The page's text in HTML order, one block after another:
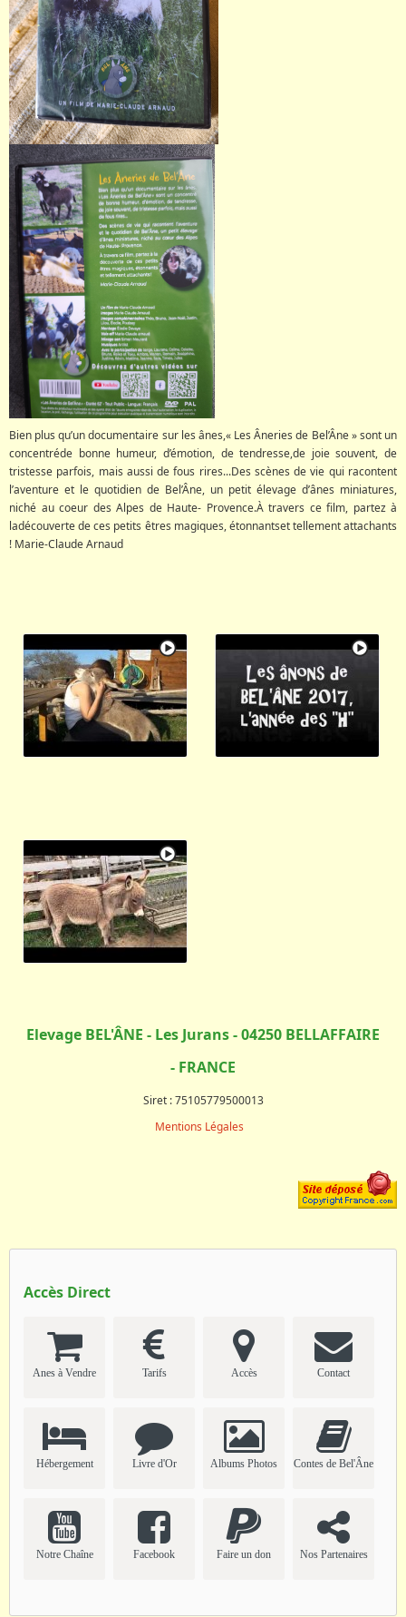
Bien plus qu’un documentaire sur les ânes,« Les Âneries de Bel’Âne » sont un
concentréde bonne humeur, d’émotion, de tendresse,de joie souvent, de
tristesse parfois, mais aussi de fous rires...Des scènes de vie qui racontent
l’aventure et le quotidien de Bel’Âne, un petit élevage d’ânes miniatures,
niché au coeur des Alpes de Haute- Provence.À travers ce film, partez à
ladécouverte de ces petits êtres magiques, étonnantset tellement attachants
! Marie-Claude Arnaud
Elevage BEL'ÂNE - Les Jurans - 04250 BELLAFFAIRE
- FRANCE
Siret : 75105779500013
Mentions Légales
Accès Direct
Anes à Vendre Tarifs Accès Contact
Hébergement Livre d'Or Albums Photos Contes de Bel'Âne
Notre Chaîne Facebook Faire un don Nos Partenaires